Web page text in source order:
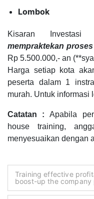
Lombok
Kisaran Investasi
mempraktekan
Rp 5.500.000,- an
Harga setiap kota
peserta dalam 1
murah. Untuk informasi
Catatan : Apabila
house training,
menyesuaikan dengan
Training effective
boost-up the